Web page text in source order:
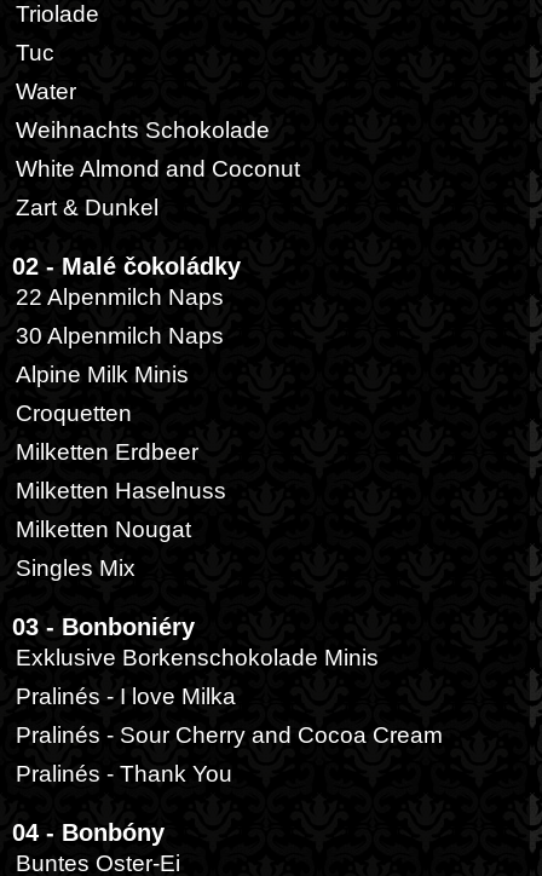
Triolade
Tuc
Water
Weihnachts Schokolade
White Almond and Coconut
Zart & Dunkel
02 - Malé čokoládky
22 Alpenmilch Naps
30 Alpenmilch Naps
Alpine Milk Minis
Croquetten
Milketten Erdbeer
Milketten Haselnuss
Milketten Nougat
Singles Mix
03 - Bonboniéry
Exklusive Borkenschokolade Minis
Pralinés - I love Milka
Pralinés - Sour Cherry and Cocoa Cream
Pralinés - Thank You
04 - Bonbóny
Buntes Oster-Ei